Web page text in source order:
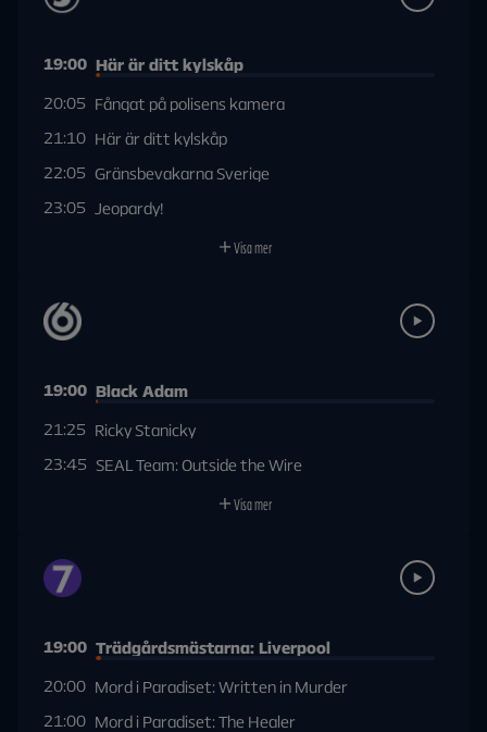
19:00 Här är ditt kylskåp
20:05 Fångat på polisens kamera
21:10 Här är ditt kylskåp
22:05 Gränsbevakarna Sverige
23:05
Jeopardy!
Visa mer
19:00 Black Adam
21:25 Ricky Stanicky
23:45 SEAL Team: Outside the Wire
Visa mer
19:00 Trädgårdsmästarna: Liverpool
20:00 Mord i Paradiset: Written in Murder
21:00 Mord i Paradiset: The Healer